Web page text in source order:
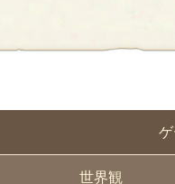
世界観